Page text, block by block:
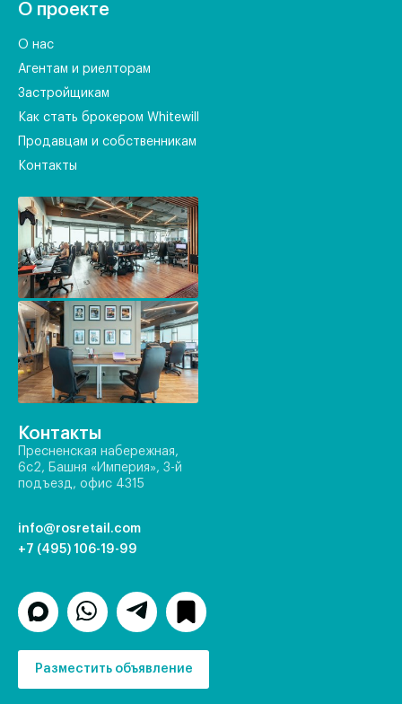
О проекте
О нас
Агентам и риелторам
Застройщикам
Как стать брокером Whitewill
Продавцам и собственникам
Контакты
Контакты
Пресненская набережная,
6с2, Башня «Империя», 3-й
подъезд, офис 4315
info@rosretail.com
+7 (495) 106-19-99
Разместить объявление